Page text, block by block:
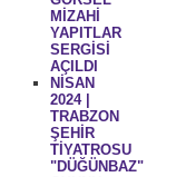
MİZAHİ
YAPITLAR
SERGİSİ
AÇILDI
NİSAN
2024 |
TRABZON
ŞEHİR
TİYATROSU
"DÜĞÜNBAZ"